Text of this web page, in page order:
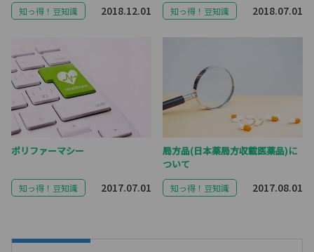
知っ得！豆知識 2018.12.01 知っ得！豆知識 2018.07.01
ポリファーマシー
知っ得！豆知識 2017.07.01
局方品(日本薬局方収載医薬品)に
ついて
知っ得！豆知識 2017.08.01